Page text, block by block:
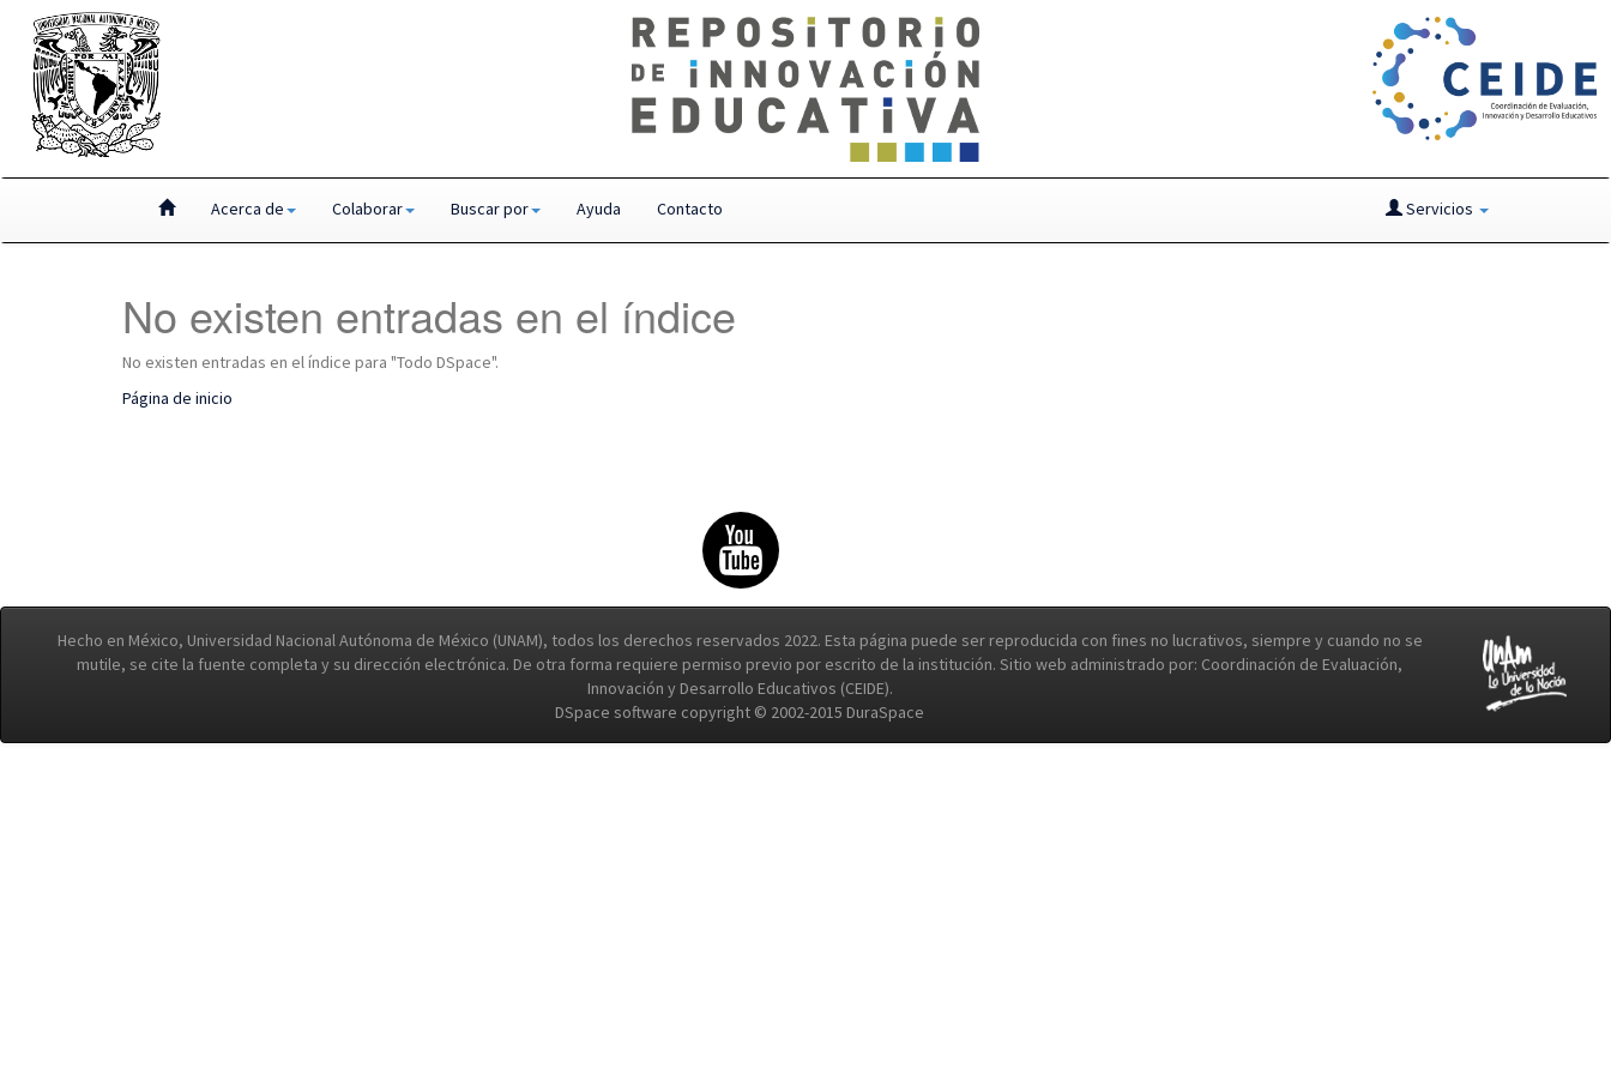
Acerca de Colaborar Buscar por Ayuda Contacto Servicios
No existen entradas en el índice
No existen entradas en el índice para "Todo DSpace".
Página de inicio
Hecho en México, Universidad Nacional Autónoma de México (UNAM), todos los derechos reservados 2022. Esta página puede ser reproducida con fines no lucrativos, siempre y cuando no se
mutile, se cite la fuente completa y su dirección electrónica. De otra forma requiere permiso previo por escrito de la institución. Sitio web administrado por: Coordinación de Evaluación,
Innovación y Desarrollo Educativos (CEIDE).
DSpace software copyright © 2002-2015 DuraSpace